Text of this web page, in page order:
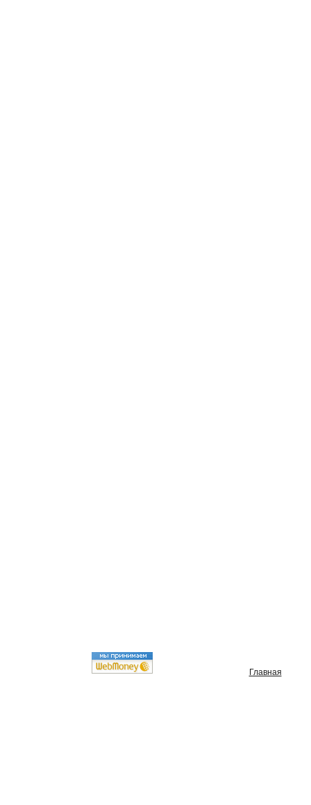
Главная